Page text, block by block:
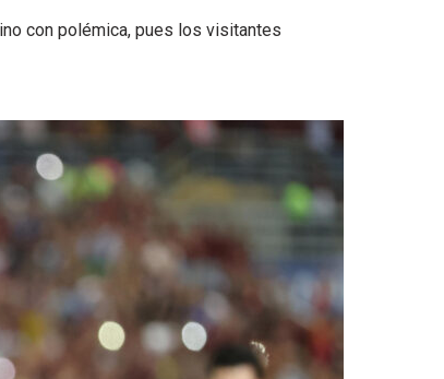
con polémica, pues los visitantes